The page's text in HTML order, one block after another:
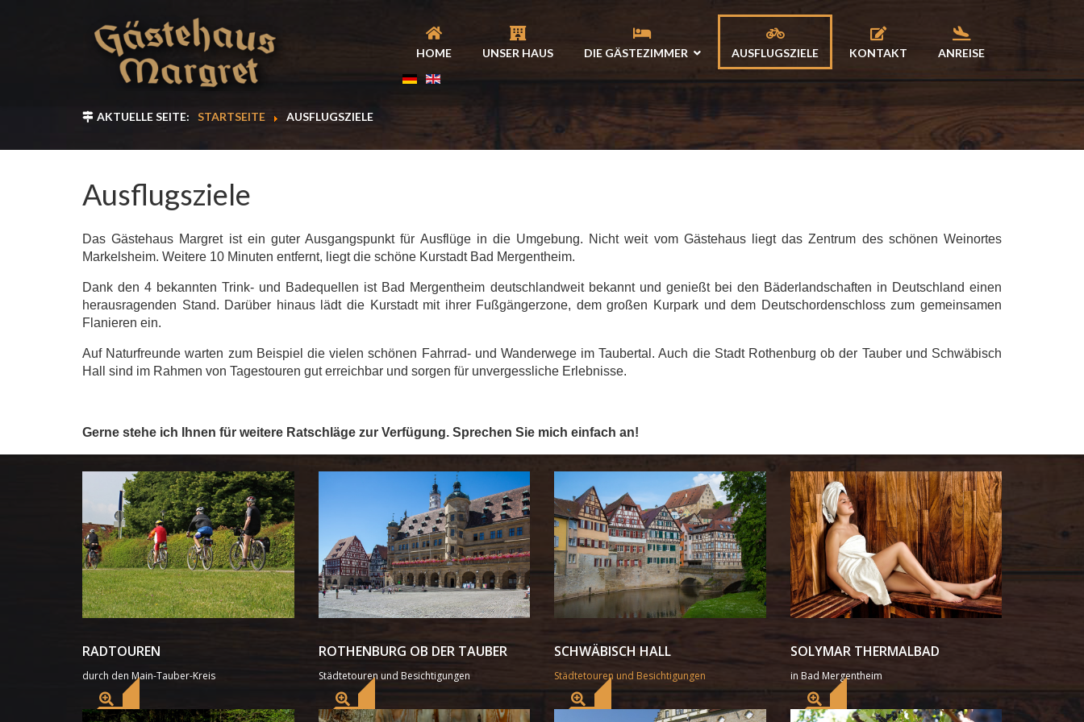
HOME UNSER HAUS DIE GÄSTEZIMMER AUSFLUGSZIELE KONTAKT ANREISE
AKTUELLE SEITE: STARTSEITE AUSFLUGSZIELE
Ausflugsziele
Das Gästehaus Margret ist ein guter Ausgangspunkt für Ausflüge in die Umgebung. Nicht weit vom Gästehaus liegt das Zentrum des schönen Weinortes
Markelsheim. Weitere 10 Minuten entfernt, liegt die schöne Kurstadt Bad Mergentheim.
Dank den 4 bekannten Trink- und Badequellen ist Bad Mergentheim deutschlandweit bekannt und genießt bei den Bäderlandschaften in Deutschland einen
herausragenden Stand. Darüber hinaus lädt die Kurstadt mit ihrer Fußgängerzone, dem großen Kurpark und dem Deutschordenschloss zum gemeinsamen
Flanieren ein.
Auf Naturfreunde warten zum Beispiel die vielen schönen Fahrrad- und Wanderwege im Taubertal. Auch die Stadt Rothenburg ob der Tauber und Schwäbisch
Hall sind im Rahmen von Tagestouren gut erreichbar und sorgen für unvergessliche Erlebnisse.
Gerne stehe ich Ihnen für weitere Ratschläge zur Verfügung. Sprechen Sie mich einfach an!
RADTOUREN
durch den Main-Tauber-Kreis
ROTHENBURG OB DER TAUBER
Städtetouren und Besichtigungen
SCHWÄBISCH HALL
Städtetouren und Besichtigungen
SOLYMAR THERMALBAD
in Bad Mergentheim